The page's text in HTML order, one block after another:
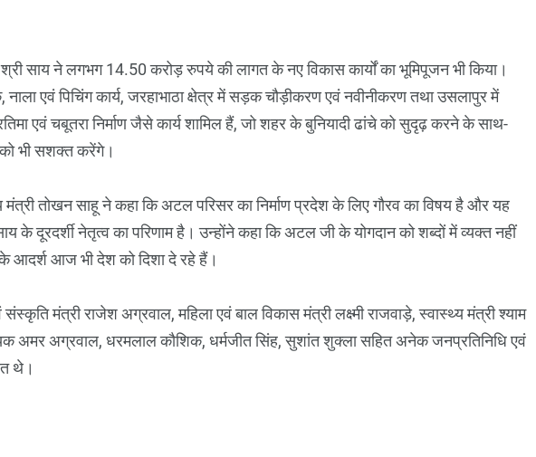
साय ने लगभग 14.50 करोड़ रुपये की लागत के नए विकास कार्यों का भूमिपूजन भी किया।
एवं पिचिंग कार्य, जरहाभाठा क्षेत्र में सड़क चौड़ीकरण एवं नवीनीकरण तथा उसलापुर में
एवं चबूतरा निर्माण जैसे कार्य शामिल हैं, जो शहर के बुनियादी ढांचे को सुदृढ़ करने के साथ-
भी सशक्त करेंगे।
मंत्री तोखन साहू ने कहा कि अटल परिसर का निर्माण प्रदेश के लिए गौरव का विषय है और यह
के दूरदर्शी नेतृत्व का परिणाम है। उन्होंने कहा कि अटल जी के योगदान को शब्दों में व्यक्त नहीं
आदर्श आज भी देश को दिशा दे रहे हैं।
मंत्री राजेश अग्रवाल, महिला एवं बाल विकास मंत्री लक्ष्मी राजवाड़े, स्वास्थ्य मंत्री श्याम
अमर अग्रवाल, धरमलाल कौशिक, धर्मजीत सिंह, सुशांत शुक्ला सहित अनेक जनप्रतिनिधि एवं
थे।